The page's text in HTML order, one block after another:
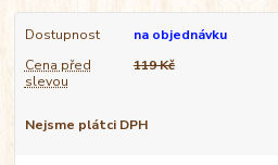
Dostupnost
na objednávku
Cena před
slevou
119 Kč
Nejsme plátci DPH